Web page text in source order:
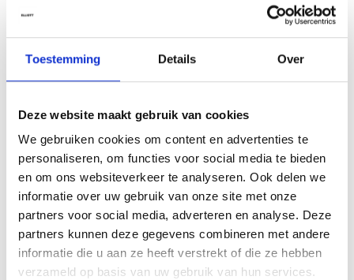
Toestemming Details Over
Deze website maakt gebruik van cookies
We gebruiken cookies om content en advertenties te
personaliseren, om functies voor social media te bieden
en om ons websiteverkeer te analyseren. Ook delen we
informatie over uw gebruik van onze site met onze
partners voor social media, adverteren en analyse. Deze
partners kunnen deze gegevens combineren met andere
informatie die u aan ze heeft verstrekt of die ze hebben
verzameld op basis van uw gebruik van hun services.
Niet plakkerig
Ideaal als stylingbasis
De kenmerkende geur van Nomad Barber
combineert frisse
Fris, mannelijk en herkenbaarSTMNT.
Hoe gebruik ik dit product?
Stap 1:Spray gelijkmatig op vochtig haar.
Stap 2:Föhn voor extra volume en controle.
Stap 3: Of laat het haar aan de lucht drogen voor een
natuurlijke finish.